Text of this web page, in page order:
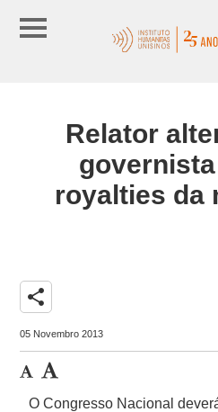
Relator
royalties da
share
05 Novembro 2013
O Congresso Nacional